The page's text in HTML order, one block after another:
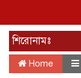
শিরোনামঃ
Home